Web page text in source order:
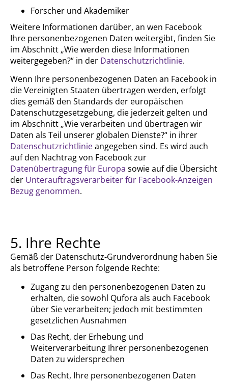
Forscher und Akademiker
Weitere Informationen darüber, an wen Facebook
Ihre personenbezogenen Daten weitergibt, finden Sie
im Abschnitt „Wie werden diese Informationen
weitergegeben?“ in der Datenschutzrichtlinie.
Wenn Ihre personenbezogenen Daten an Facebook in
die Vereinigten Staaten übertragen werden, erfolgt
dies gemäß den Standards der europäischen
Datenschutzgesetzgebung, die jederzeit gelten und
im Abschnitt „Wie verarbeiten und übertragen wir
Daten als Teil unserer globalen Dienste?“ in ihrer
Datenschutzrichtlinieangegeben sind. Es wird auch
auf den Nachtrag von Facebook zur
Datenübertragung für Europa sowie auf die Übersicht
der Unterauftragsverarbeiter für Facebook-Anzeigen
Bezug genommen.
5. Ihre Rechte
Gemäß der Datenschutz-Grundverordnung haben Sie
als betroffene Person folgende Rechte:
Zugang zu den personenbezogenen Daten zu
erhalten, die sowohl Qufora als auch Facebook
über Sie verarbeiten; jedoch mit bestimmten
gesetzlichen Ausnahmen
Das Recht, der Erhebung und
Weiterverarbeitung Ihrer personenbezogenen
Daten zu widersprechen
Das Recht, Ihre personenbezogenen Daten